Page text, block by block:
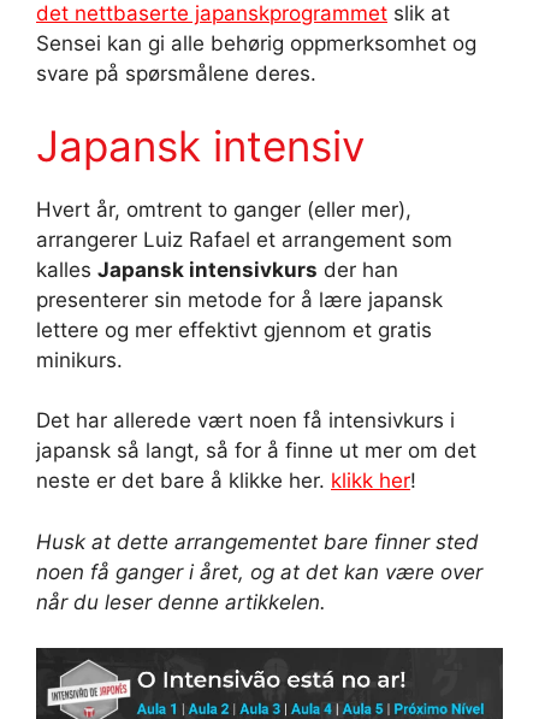
det nettbaserte japanskprogrammet slik at
Sensei kan gi alle behørig oppmerksomhet og
svare på spørsmålene deres.
Japansk intensiv
Hvert år, omtrent to ganger (eller mer),
arrangerer Luiz Rafael et arrangement som
kalles Japansk intensivkurs der han
presenterer sin metode for å lære japansk
lettere og mer effektivt gjennom et gratis
minikurs.
Det har allerede vært noen få intensivkurs i
japansk så langt, så for å finne ut mer om det
neste er det bare å klikke her. klikk her!
Husk at dette arrangementet bare finner sted
noen få ganger i året, og at det kan være over
når du leser denne artikkelen.